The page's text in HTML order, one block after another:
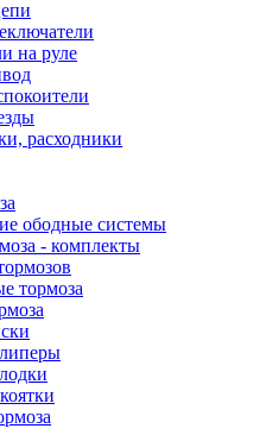
на руле
расходники
ободные системы
- комплекты
тормоза